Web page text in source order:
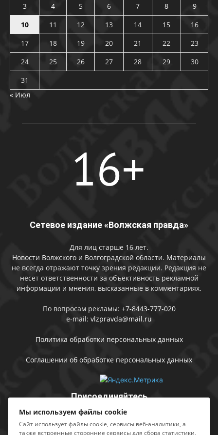
3
4 5 6 7 8
9
10
11 12 13 14 15
16
17
18 19 20 21 22
23
24
25 26 27 28 29
30
31
« Июл
Сетевое издание «Волжская правда»
Для лиц старше 16 лет.
Новости Волжского и Волгоградской области. Материалы
не всегда отражают точку зрения редакции. Редакция не
несет ответственности за объективность рекламной
информации и мнения, высказанные в комментариях.
По вопросам рекламы: +7-8443-777-020
e-mail: vlzpravda@mail.ru
Политика обработки персональных данных
Соглашении об обработке персональных данных
Присоединяйтесь
Мы используем файлы cookie
Сайт использует файлы cookie, сервисы веб-аналитики, а
также встроенные сторонние сервисы для сбора статистики,